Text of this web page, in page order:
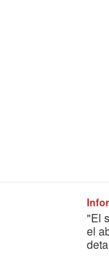
"El
el